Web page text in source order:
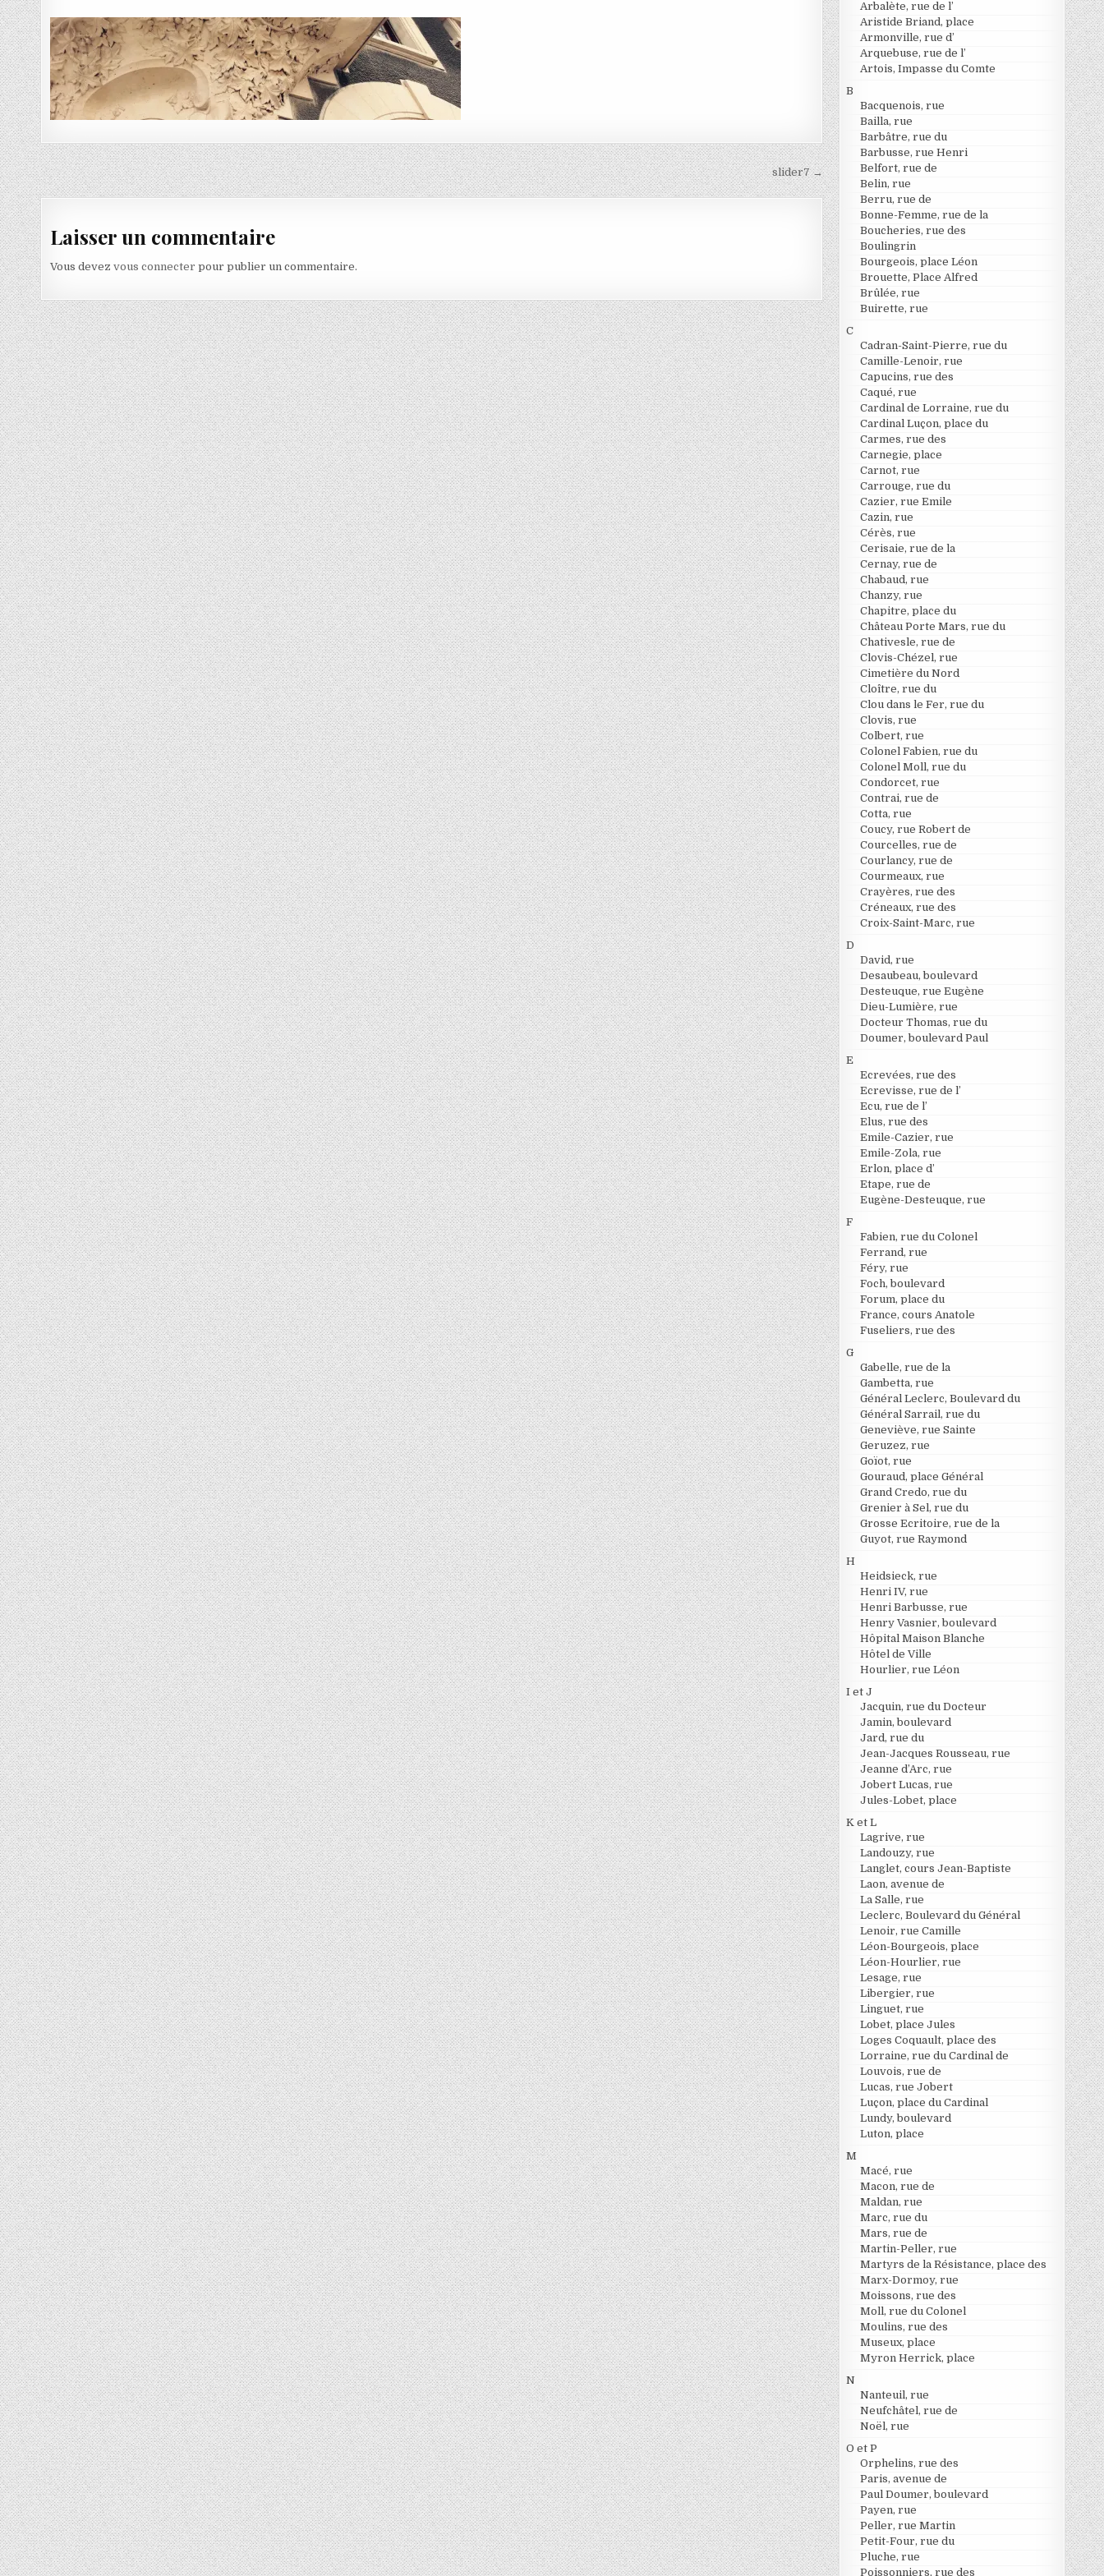
Navigation de l’article slider7 →
Laisser un commentaire
Vous devezvous connecter pour publier un commentaire.
Arbalète, rue de l’
Aristide Briand, place
Armonville, rue d’
Arquebuse, rue de l’
Artois, Impasse du Comte
B
Bacquenois, rue
Bailla, rue
Barbâtre, rue du
Barbusse, rue Henri
Belfort, rue de
Belin, rue
Berru, rue de
Bonne-Femme, rue de la
Boucheries, rue des
Boulingrin
Bourgeois, place Léon
Brouette, Place Alfred
Brûlée, rue
Buirette, rue
C
Cadran-Saint-Pierre, rue du
Camille-Lenoir, rue
Capucins, rue des
Caqué, rue
Cardinal de Lorraine, rue du
Cardinal Luçon, place du
Carmes, rue des
Carnegie, place
Carnot, rue
Carrouge, rue du
Cazier, rue Emile
Cazin, rue
Cérès, rue
Cerisaie, rue de la
Cernay, rue de
Chabaud, rue
Chanzy, rue
Chapitre, place du
Château Porte Mars, rue du
Chativesle, rue de
Clovis-Chézel, rue
Cimetière du Nord
Cloître, rue du
Clou dans le Fer, rue du
Clovis, rue
Colbert, rue
Colonel Fabien, rue du
Colonel Moll, rue du
Condorcet, rue
Contrai, rue de
Cotta, rue
Coucy, rue Robert de
Courcelles, rue de
Courlancy, rue de
Courmeaux, rue
Crayères, rue des
Créneaux, rue des
Croix-Saint-Marc, rue
D
David, rue
Desaubeau, boulevard
Desteuque, rue Eugène
Dieu-Lumière, rue
Docteur Thomas, rue du
Doumer, boulevard Paul
E
Ecrevées, rue des
Ecrevisse, rue de l’
Ecu, rue de l’
Elus, rue des
Emile-Cazier, rue
Emile-Zola, rue
Erlon, place d’
Etape, rue de
Eugène-Desteuque, rue
F
Fabien, rue du Colonel
Ferrand, rue
Féry, rue
Foch, boulevard
Forum, place du
France, cours Anatole
Fuseliers, rue des
G
Gabelle, rue de la
Gambetta, rue
Général Leclerc, Boulevard du
Général Sarrail, rue du
Geneviève, rue Sainte
Geruzez, rue
Goïot, rue
Gouraud, place Général
Grand Credo, rue du
Grenier à Sel, rue du
Grosse Ecritoire, rue de la
Guyot, rue Raymond
H
Heidsieck, rue
Henri IV, rue
Henri Barbusse, rue
Henry Vasnier, boulevard
Hôpital Maison Blanche
Hôtel de Ville
Hourlier, rue Léon
I et J
Jacquin, rue du Docteur
Jamin, boulevard
Jard, rue du
Jean-Jacques Rousseau, rue
Jeanne d’Arc, rue
Jobert Lucas, rue
Jules-Lobet, place
K et L
Lagrive, rue
Landouzy, rue
Langlet, cours Jean-Baptiste
Laon, avenue de
La Salle, rue
Leclerc, Boulevard du Général
Lenoir, rue Camille
Léon-Bourgeois, place
Léon-Hourlier, rue
Lesage, rue
Libergier, rue
Linguet, rue
Lobet, place Jules
Loges Coquault, place des
Lorraine, rue du Cardinal de
Louvois, rue de
Lucas, rue Jobert
Luçon, place du Cardinal
Lundy, boulevard
Luton, place
M
Macé, rue
Macon, rue de
Maldan, rue
Marc, rue du
Mars, rue de
Martin-Peller, rue
Martyrs de la Résistance, place des
Marx-Dormoy, rue
Moissons, rue des
Moll, rue du Colonel
Moulins, rue des
Museux, place
Myron Herrick, place
N
Nanteuil, rue
Neufchâtel, rue de
Noël, rue
O et P
Orphelins, rue des
Paris, avenue de
Paul Doumer, boulevard
Payen, rue
Peller, rue Martin
Petit-Four, rue du
Pluche, rue
Poissonniers, rue des